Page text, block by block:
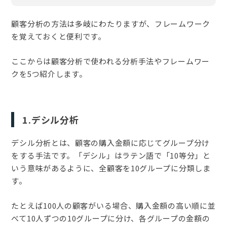
顧客分析の方法は多岐にわたりますが、フレームワーク
を覚えておくと便利です。
ここからは顧客分析で使われる分析手法やフレームワー
クを5つ紹介します。
1.デシル分析
デシル分析とは、顧客の購入金額に応じてグループ分け
をする手法です。「デシル」はラテン語で「10等分」と
いう意味があるように、全顧客を10グループに分類しま
す。
たとえば100人の顧客がいる場合、購入金額の高い順に並
べて10人ずつの10グループに分け、各グループの金額の